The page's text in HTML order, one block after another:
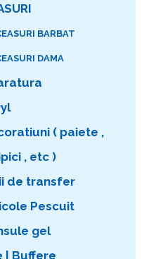
BARBAT
DAMA
( paiete ,
, etc )
de transfer
Pescuit
gel
| Buffere